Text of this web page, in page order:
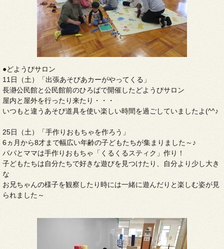
●どようびサロン
11日（土）「出張あそびあカーがやってくる」
長瀞公民館と公民館前のひろばで開催したどようびサロン
屋内と屋外を行ったり来たり・・・
いつもと違うあそび道具を使い楽しい時間を過ごしていましたよ(^^♪
25日（土）「手作りおもちゃを作ろう」
6ヵ月から8才まで幅広い年齢の子どもたちが集まりました～♪
パパとママは手作りおもちゃ「くるくるスティク」作り！
子どもたちは自分たちで好きな遊びを見つけたり、自分より少し大き
な
お兄ちゃんの様子を観察したり時には一緒に遊んだりと楽しむ姿が見
られました～